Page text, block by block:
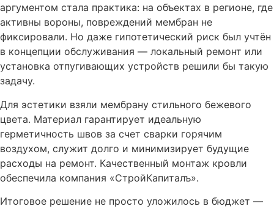
аргументом стала практика: на объектах в регионе, где
активны вороны, повреждений мембран не
фиксировали. Но даже гипотетический риск был учтён
в концепции обслуживания — локальный ремонт или
установка отпугивающих устройств решили бы такую
задачу.
Для эстетики взяли мембрану стильного бежевого
цвета. Материал гарантирует идеальную
герметичность швов за счет сварки горячим
воздухом, служит долго и минимизирует будущие
расходы на ремонт. Качественный монтаж кровли
обеспечила компания «СтройКапиталъ».
Итоговое решение не просто уложилось в бюджет —